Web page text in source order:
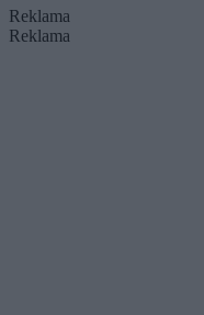
Reklama
Reklama